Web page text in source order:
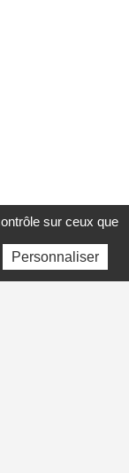
sur ceux que
Personnaliser